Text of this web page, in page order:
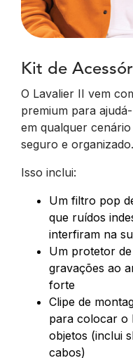
Kit de
O Lavalier II vem
premium para
em qualquer
seguro e organizado.
Isso inclui:
Um filtro pop
que ruídos
interfiram na
Um protetor
gravações ao
forte
Clipe de
para colocar o
objetos (inclui
cabos)